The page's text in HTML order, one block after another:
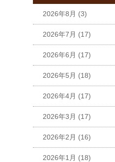
2026年8月 (3)
2026年7月 (17)
2026年6月 (17)
2026年5月 (18)
2026年4月 (17)
2026年3月 (17)
2026年2月 (16)
2026年1月 (18)